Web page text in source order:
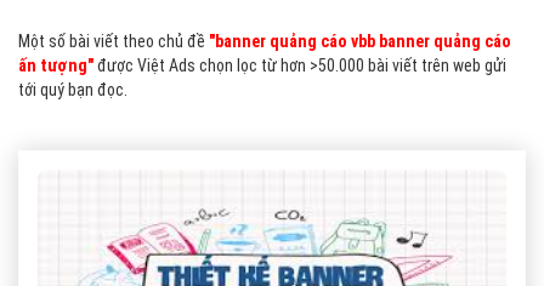
Một số bài viết theo chủ đề "banner quảng cáo vbb banner quảng cáo
ấn tượng"được Việt Ads chọn lọc từ hơn >50.000 bài viết trên web gửi
tới quý bạn đọc.